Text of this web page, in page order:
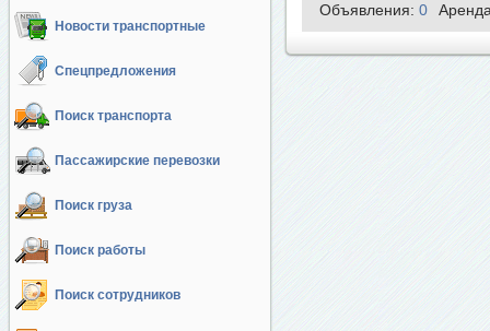
Новости транспортные
Спецпредложения
Поиск транспорта
Пассажирские перевозки
Поиск груза
Поиск работы
Поиск сотрудников
Объявления: 0